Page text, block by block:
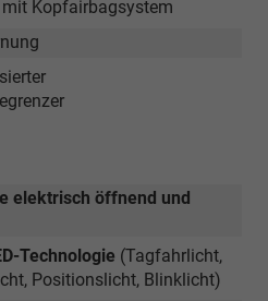
Kopfairbagsystem
elektrisch öffnend und
Technologie (Tagfahrlicht,
Positionslicht, Blinklicht)